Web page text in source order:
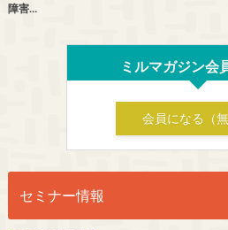
障害…
ミルマガジン会
会員になる（無
セミナー情報